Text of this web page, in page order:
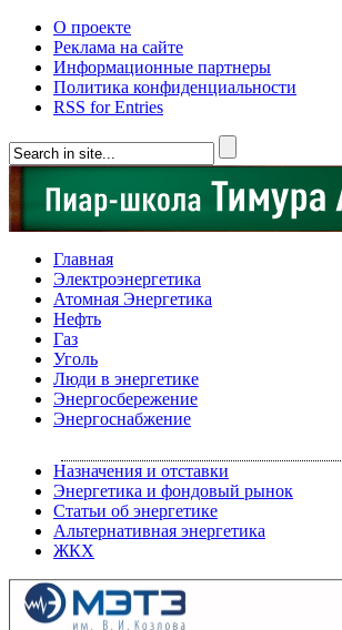
О проекте
Реклама на сайте
Информационные партнеры
Политика конфиденциальности
RSS for Entries
Главная
Электроэнергетика
Атомная Энергетика
Нефть
Газ
Уголь
Люди в энергетике
Энергосбережение
Энергоснабжение
Назначения и отставки
Энергетика и фондовый рынок
Статьи об энергетике
Альтернативная энергетика
ЖКХ